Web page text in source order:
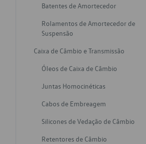
Batentes de Amortecedor
Rolamentos de Amortecedor de
Suspensão
Caixa de Câmbio e Transmissão
Óleos de Caixa de Câmbio
Juntas Homocinéticas
Cabos de Embreagem
Silicones de Vedação de Câmbio
Retentores de Câmbio